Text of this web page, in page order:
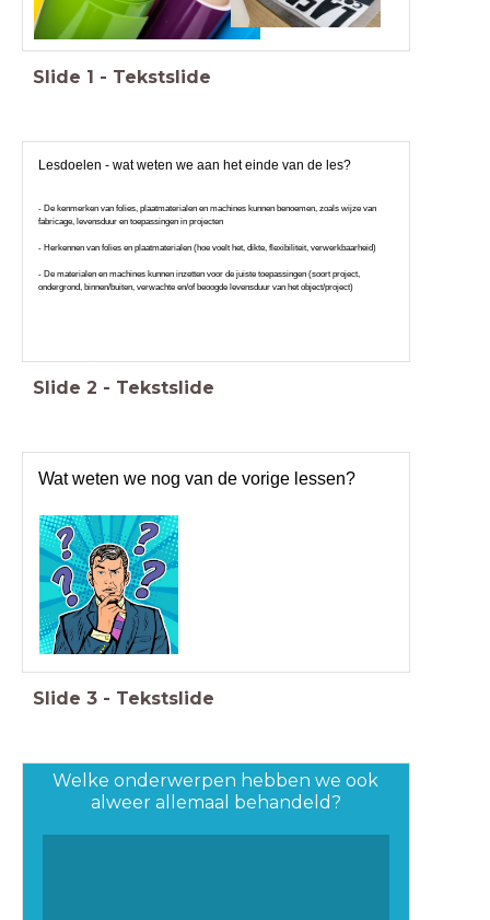
Slide 1 - Tekstslide
Lesdoelen - wat weten we aan het einde van de les?
- De kenmerken van folies, plaatmaterialen en machines kunnen benoemen, zoals wijze van
fabricage, levensduur en toepassingen in projecten
- Herkennen van folies en plaatmaterialen (hoe voelt het, dikte, flexibiliteit, verwerkbaarheid)
- De materialen en machines kunnen inzetten voor de juiste toepassingen (soort project,
ondergrond, binnen/buiten, verwachte en/of beoogde levensduur van het object/project)
Slide 2 - Tekstslide
Wat weten we nog van de vorige lessen?
Slide 3 - Tekstslide
Welke onderwerpen hebben we ook
alweer allemaal behandeld?